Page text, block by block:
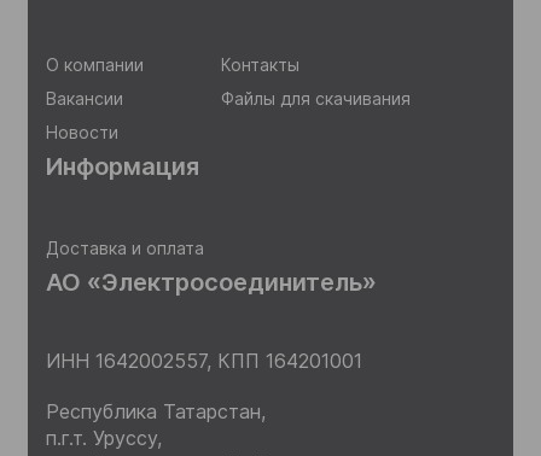
АО «Электросоединитель»
ИНН 1642002557, КПП 164201001
Республика Татарстан,
п.г.т. Уруссу,
О компании
Вакансии
Новости
Контакты
Файлы для скачивания
Информация
Доставка и оплата